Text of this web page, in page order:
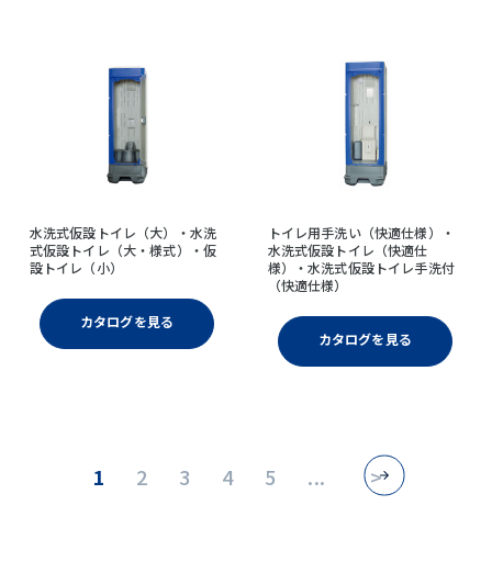
水洗式仮設トイレ（大）・水洗
式仮設トイレ（大・様式）・仮
設トイレ（小）
カタログを見る
トイレ用手洗い（快適仕様）・
水洗式仮設トイレ（快適仕
様）・水洗式仮設トイレ手洗付
（快適仕様）
カタログを見る
1 2 3 4 5 ... >